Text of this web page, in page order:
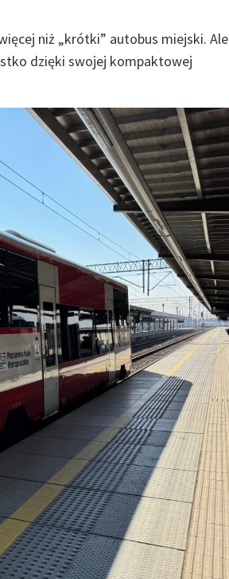
niż „krótki” autobus miejski. Ale
dzięki swojej kompaktowej